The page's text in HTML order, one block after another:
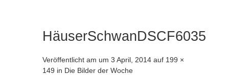
HäuserSchwanDSCF6035
Veröffentlicht am um 3 April, 2014 auf 199 ×
149 in Die Bilder der Woche